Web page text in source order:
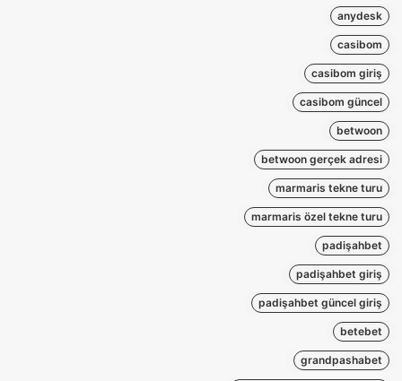
anydesk
casibom
casibom giriş
casibom güncel
betwoon
betwoon gerçek adresi
marmaris tekne turu
marmaris özel tekne turu
padişahbet
padişahbet giriş
padişahbet güncel giriş
betebet
grandpashabet